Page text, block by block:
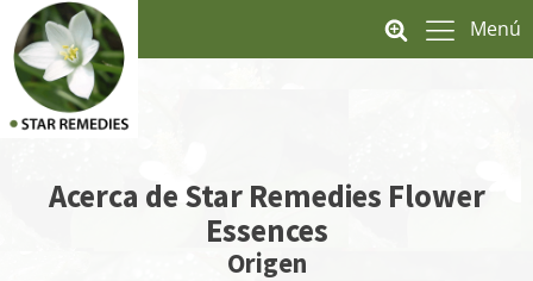
Menú
Acerca de Star Remedies Flower
Essences
Origen